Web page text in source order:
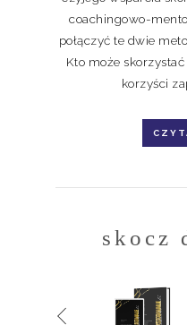
coachingowo-
połączyć te dwie
Kto może
korzyści
skocz